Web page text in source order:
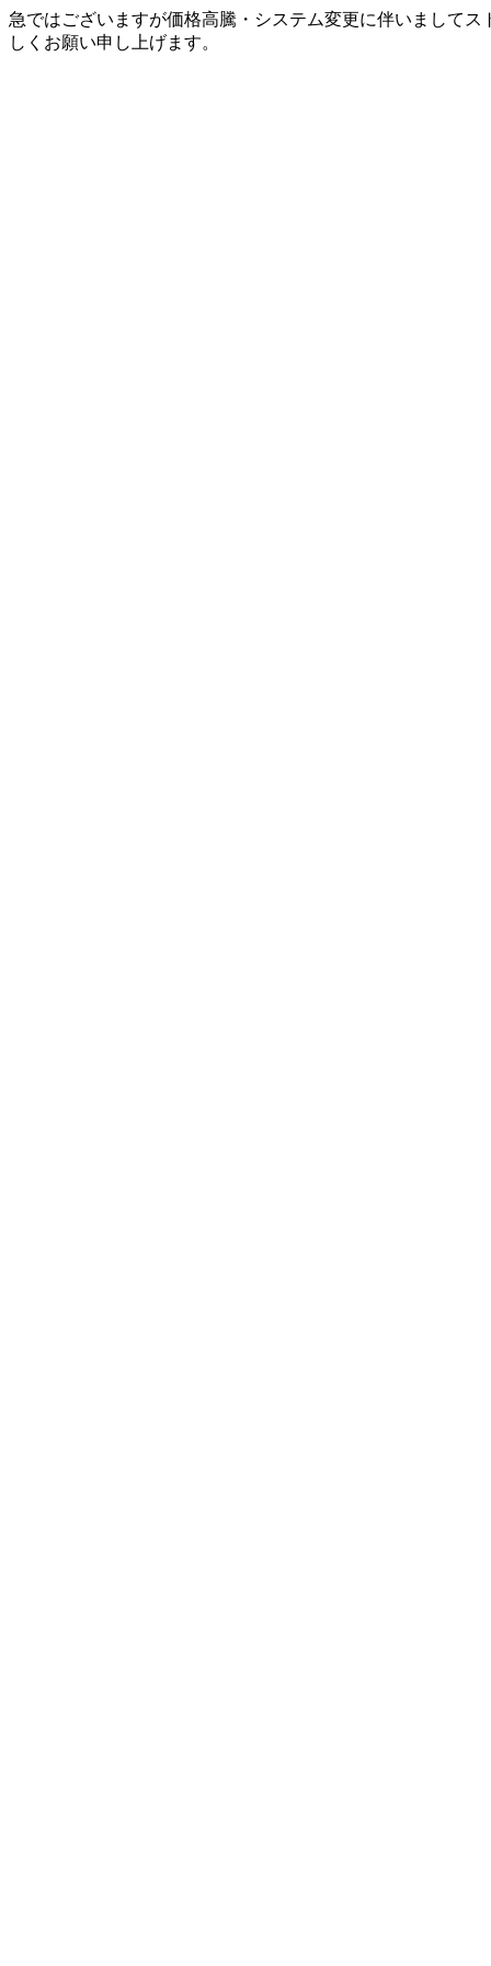
急ではございますが価格高騰・システム変更に伴いまして
しくお願い申し上げます。